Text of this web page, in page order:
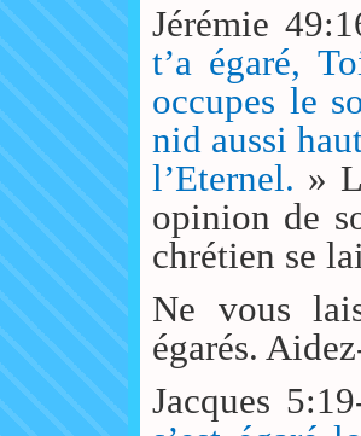
Jérémie
t’a égaré,
occupes le
nid aussi
l’Eternel. »
opinion de
chrétien se
Ne vous
égarés.
Jacques